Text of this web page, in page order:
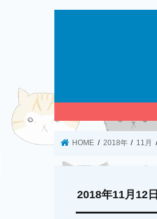
HOME 2018年 11月
2018年11月12日